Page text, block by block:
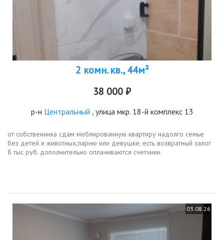
2 комн. кв., 44м²
38 000 ₽
р-н Центральный , улица мкр. 18-й комплекс 13
от собственника сдам меблированную квартиру надолго семье
без детей и животных,парню или девушке. есть возвратный залог
8 тыс руб. дополнительно оплачиваются счетчики.
03.08.26